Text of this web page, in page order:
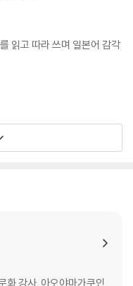
스레 단어와 문형이 몸에
는 경험을 하게 된다. 작심삼
『일본어 명대사 필사집』
☆☆
, 타고난 언어 감각이 없어도
수도 있다. 자신의 취향에
도 매일같이 해당 외국어를
자 역시, 우연히 보게 된 드라
읽고 따라 쓰며 일본어 감각
화 강사. 아오야마가쿠인